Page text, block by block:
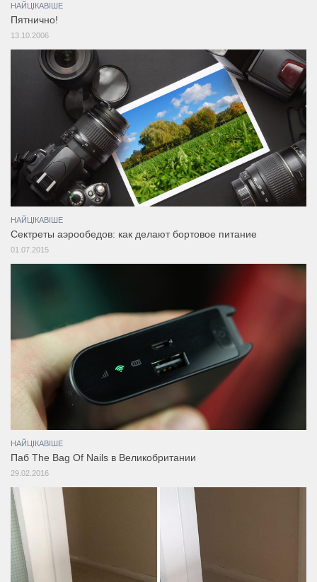
НАЙЦІКАВІШЕ
Пятнично!
13.10.2006
НАЙЦІКАВІШЕ
Сектреты аэрообедов: как делают бортовое питание
01.07.2015
НАЙЦІКАВІШЕ
Паб The Bag Of Nails в Великобритании
29.02.2016